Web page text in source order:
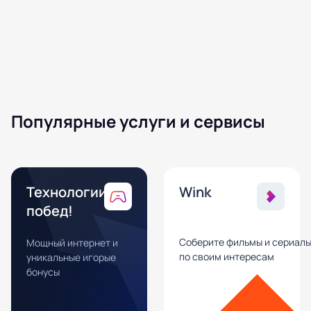
Популярные услуги и сервисы
Технологии
побед!
Мощный интернет и
уникальные игорые
бонусы
Wink
Соберите фильмы и сериалы
по своим интересам